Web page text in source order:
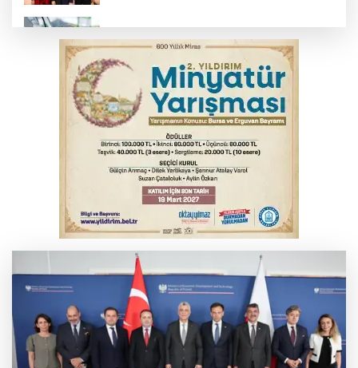
yansıyacak mı?
YENİ Parti Genel Başkanı Özel'den
Çerçeve Yasa yorumu
Serbest piyasada döviz fiyatları
Serbest piyasada altın fiyatları...